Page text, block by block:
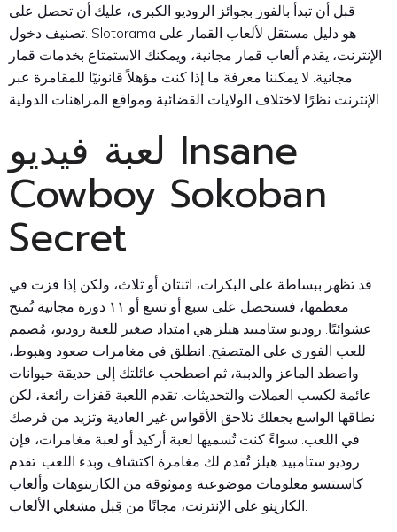
قبل أن تبدأ بالفوز بجوائز الروديو الكبرى، عليك أن تحصل على
تصنيف دخول. Slotorama هو دليل مستقل لألعاب القمار على
الإنترنت، يقدم ألعاب قمار مجانية، ويمكنك الاستمتاع بخدمات قمار
مجانية. لا يمكننا معرفة ما إذا كنت مؤهلاً قانونيًا للمقامرة عبر
لعبة فيديو Insane
Cowboy Sokoban
Secret
قد تظهر ببساطة على البكرات، اثنتان أو ثلاث، ولكن إذا فزت في
معظمها، فستحصل على سبع أو تسع أو ١١ دورة مجانية تُمنح
عشوائيًا. روديو ستامبيد هيلز هي امتداد صغير للعبة روديو، مُصمم
للعب الفوري على المتصفح. انطلق في مغامرات صعود وهبوط،
واصطد الماعز والدببة، ثم اصطحب عائلتك إلى حديقة حيوانات
عائمة لكسب العملات والتحديثات. تقدم اللعبة قفزات رائعة، لكن
نطاقها الواسع يجعلك تلاحق الأقواس غير العادية وتزيد من فرصك
في اللعب. سواءً كنت تُسميها لعبة أركيد أو لعبة مغامرات، فإن
روديو ستامبيد هيلز تُقدم لك مغامرة اكتشاف وبدء اللعب. تقدم
كاسيتسو معلومات موضوعية وموثوقة من الكازينوهات وألعاب
الكازينو على الإنترنت، مجانًا من قِبل مشغلي الألعاب.